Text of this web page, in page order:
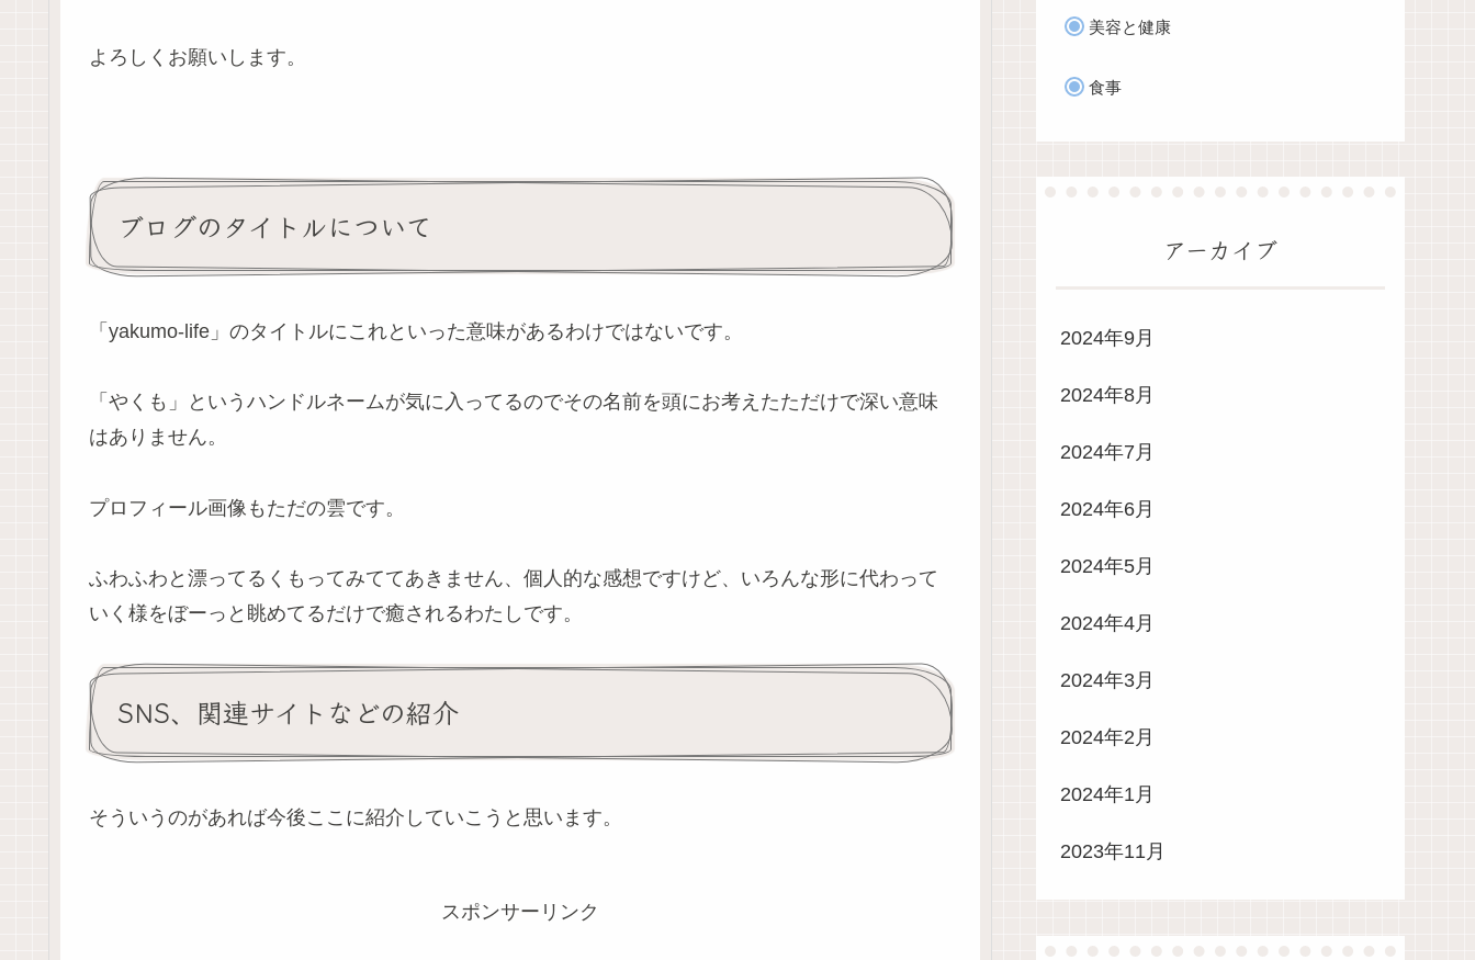
よろしくお願いします。
ブログのタイトルについて
「yakumo-life」のタイトルにこれといった意味があるわけではないです。
「やくも」というハンドルネームが気に入ってるのでその名前を頭にお考えたただけで深い意味
はありません。
プロフィール画像もただの雲です。
ふわふわと漂ってるくもってみててあきません、個人的な感想ですけど、いろんな形に代わって
いく様をぼーっと眺めてるだけで癒されるわたしです。
SNS、関連サイトなどの紹介
そういうのがあれば今後ここに紹介していこうと思います。
スポンサーリンク
美容と健康
食事
アーカイブ
2024年9月
2024年8月
2024年7月
2024年6月
2024年5月
2024年4月
2024年3月
2024年2月
2024年1月
2023年11月